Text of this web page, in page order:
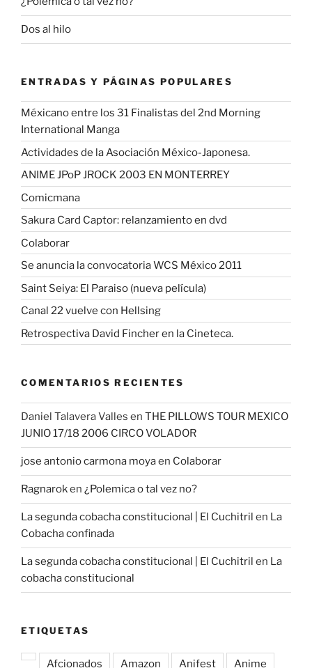
Dos al hilo
ENTRADAS Y PÁGINAS POPULARES
Méxicano entre los 31 Finalistas del 2nd Morning
International Manga
Actividades de la Asociación México-Japonesa.
ANIME JPoP JROCK 2003 EN MONTERREY
Comicmana
Sakura Card Captor: relanzamiento en dvd
Colaborar
Se anuncia la convocatoria WCS México 2011
Saint Seiya: El Paraiso (nueva película)
Canal 22 vuelve con Hellsing
Retrospectiva David Fincher en la Cineteca.
COMENTARIOS RECIENTES
Daniel Talavera Valles en THE PILLOWS TOUR MEXICO
JUNIO 17/18 2006 CIRCO VOLADOR
jose antonio carmona moyaen Colaborar
Ragnaroken ¿Polemica o tal vez no?
La segunda cobacha constitucional | El Cuchitril en La
Cobacha confinada
La segunda cobacha constitucional | El Cuchitril en La
cobacha constitucional
ETIQUETAS
Afcionados Amazon Anifest Anime